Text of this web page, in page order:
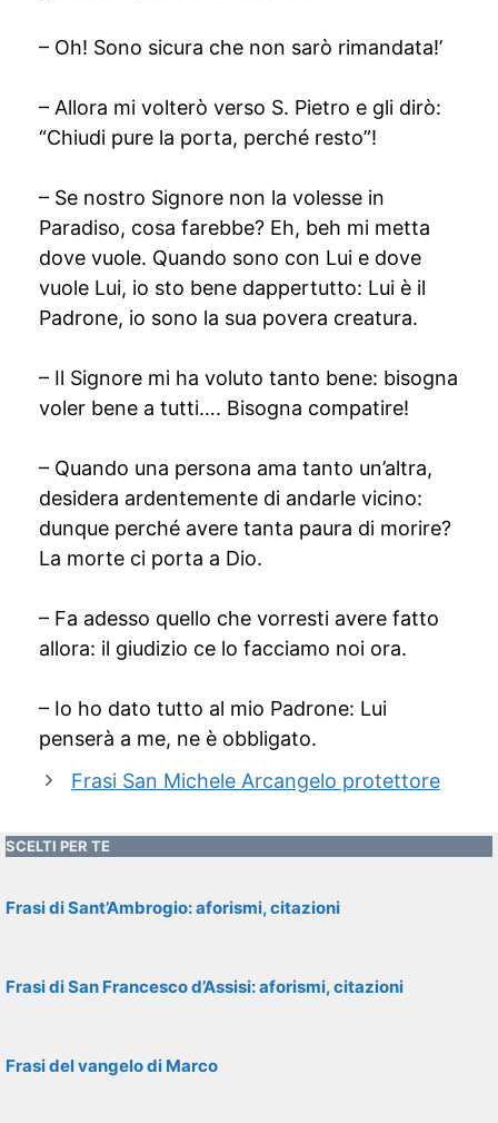
– Oh! Sono sicura che non sarò rimandata!’
– Allora mi volterò verso S. Pietro e gli dirò:
“Chiudi pure la porta, perché resto”!
– Se nostro Signore non la volesse in
Paradiso, cosa farebbe? Eh, beh mi metta
dove vuole. Quando sono con Lui e dove
vuole Lui, io sto bene dappertutto: Lui è il
Padrone, io sono la sua povera creatura.
– Il Signore mi ha voluto tanto bene: bisogna
voler bene a tutti…. Bisogna compatire!
– Quando una persona ama tanto un’altra,
desidera ardentemente di andarle vicino:
dunque perché avere tanta paura di morire?
La morte ci porta a Dio.
– Fa adesso quello che vorresti avere fatto
allora: il giudizio ce lo facciamo noi ora.
– Io ho dato tutto al mio Padrone: Lui
penserà a me, ne è obbligato.
Frasi San Michele Arcangelo protettore
SCELTI PER TE
Frasi di Sant’Ambrogio: aforismi, citazioni
Frasi di San Francesco d’Assisi: aforismi, citazioni
Frasi del vangelo di Marco